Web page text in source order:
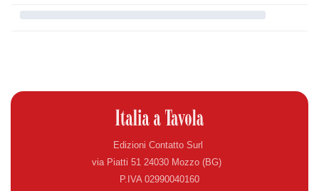
Edizioni Contatto Surl
via Piatti 51 24030 Mozzo (BG)
P.IVA 02990040160